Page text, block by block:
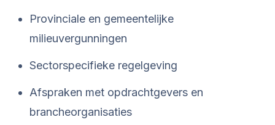
Provinciale en gemeentelijke
milieuvergunningen
Sectorspecifieke regelgeving
Afspraken met opdrachtgevers en
brancheorganisaties